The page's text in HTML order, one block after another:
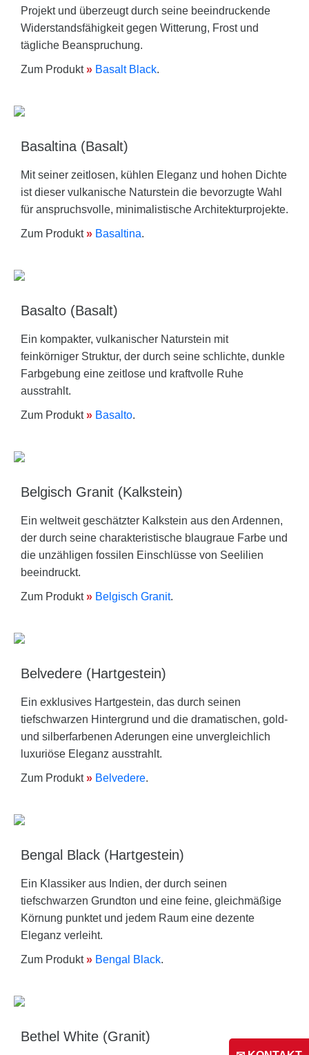
Projekt und überzeugt durch seine beeindruckende
Widerstandsfähigkeit gegen Witterung, Frost und
tägliche Beanspruchung.
Zum Produkt» Basalt Black.
Basaltina (Basalt)
Mit seiner zeitlosen, kühlen Eleganz und hohen Dichte
ist dieser vulkanische Naturstein die bevorzugte Wahl
für anspruchsvolle, minimalistische Architekturprojekte.
Zum Produkt» Basaltina.
Basalto (Basalt)
Ein kompakter, vulkanischer Naturstein mit
feinkörniger Struktur, der durch seine schlichte, dunkle
Farbgebung eine zeitlose und kraftvolle Ruhe
ausstrahlt.
Zum Produkt» Basalto.
Belgisch Granit (Kalkstein)
Ein weltweit geschätzter Kalkstein aus den Ardennen,
der durch seine charakteristische blaugraue Farbe und
die unzähligen fossilen Einschlüsse von Seelilien
beeindruckt.
Zum Produkt» Belgisch Granit.
Belvedere (Hartgestein)
Ein exklusives Hartgestein, das durch seinen
tiefschwarzen Hintergrund und die dramatischen, gold-
und silberfarbenen Aderungen eine unvergleichlich
luxuriöse Eleganz ausstrahlt.
Zum Produkt» Belvedere.
Bengal Black (Hartgestein)
Ein Klassiker aus Indien, der durch seinen
tiefschwarzen Grundton und eine feine, gleichmäßige
Körnung punktet und jedem Raum eine dezente
Eleganz verleiht.
Zum Produkt» Bengal Black.
Bethel White (Granit)